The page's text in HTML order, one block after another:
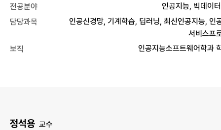
전공분야
인공지능, 빅데이
담당과목
인공신경망, 기계학습, 딥러닝, 최신인공지능, 인
서비스프
보직
인공지능소프트웨어학과
정석용 교수